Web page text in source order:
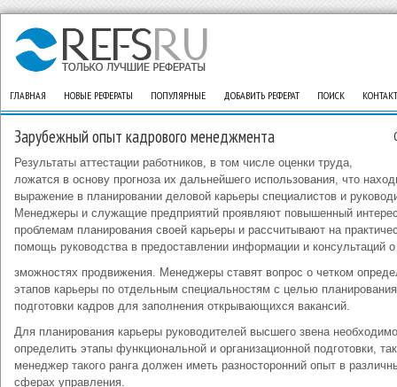
ГЛАВНАЯ НОВЫЕ РЕФЕРАТЫ ПОПУЛЯРНЫЕ ДОБАВИТЬ РЕФЕРАТ ПОИСК
Зарубежный опыт кадрового менеджмента
Результаты аттестации работников, в том числе оценки труда,
ложатся в основу прогноза их дальнейшего использования, что
выражение в планировании деловой карьеры специалистов и
Менеджеры и служащие предприятий проявляют повышенный
проблемам планирования своей карьеры и рассчитывают на
помощь руководства в предоставлении информации и консультаций
зможностях продвижения. Менеджеры ставят вопрос о четком
этапов карьеры по отдельным специальностям с целью планирования
подготовки кадров для заполнения открывающихся вакансий.
Для планирования карьеры руководителей высшего звена необходимо
определить этапы функциональной и организационной подготовки,
менеджер такого ранга должен иметь разносторонний опыт в
сферах управления.